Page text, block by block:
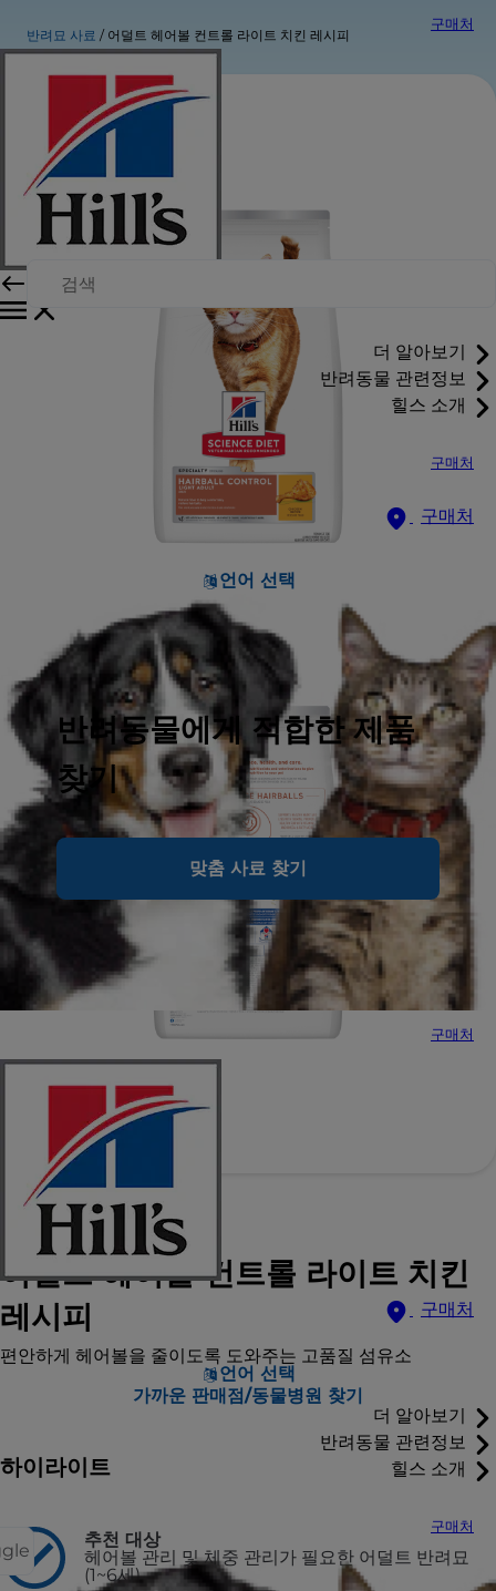
구매처
더 알아보기
반려동물 관련정보
힐스 소개
구매처
구매처
언어 선택
반려동물에게 적합한 제품
찾기
맞춤 사료 찾기
구매처
구매처
언어 선택
더 알아보기
반려동물 관련정보
힐스 소개
구매처
반려묘 사료 어덜트 헤어볼 컨트롤 라이트 치킨 레시피
힐스 사이언스 다이어트
어덜트 헤어볼 컨트롤 라이트 치킨
레시피
편안하게 헤어볼을 줄이도록 도와주는 고품질 섬유소
가까운 판매점/동물병원 찾기
하이라이트
추천 대상
헤어볼 관리 및 체중 관리가 필요한 어덜트 반려묘
(1~6세)